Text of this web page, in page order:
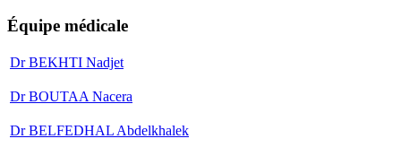
Équipe médicale
Dr BEKHTI Nadjet
Dr BOUTAA Nacera
Dr BELFEDHAL Abdelkhalek